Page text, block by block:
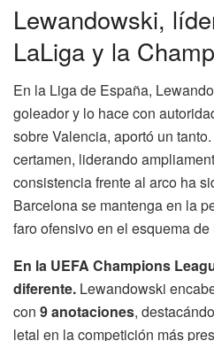
Lewandowski,
LaLiga y la
En la Liga de España,
goleador y lo hace con
sobre Valencia, aportó un
certamen, liderando
consistencia frente al arco ha
Barcelona se mantenga en la
faro ofensivo en el esquema
En la UEFA Champions
diferente. Lewandowski
con 9 anotaciones,
letal en la competición más